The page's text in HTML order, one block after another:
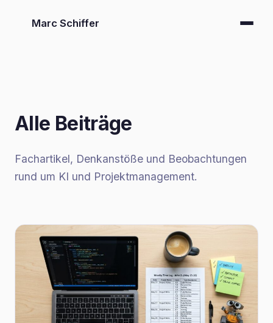
Marc Schiffer
Alle Beiträge
Fachartikel, Denkanstöße und Beobachtungen
rund um KI und Projektmanagement.